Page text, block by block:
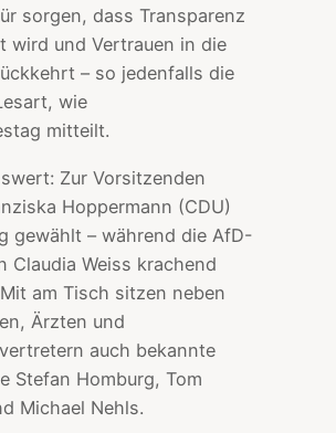
sorgen, dass Transparenz
wird und Vertrauen in die
– so jedenfalls die
wie
mitteilt.
Zur Vorsitzenden
Hoppermann (CDU)
gewählt – während die AfD-
Claudia Weiss krachend
am Tisch sitzen neben
Ärzten und
auch bekannte
Stefan Homburg, Tom
Michael Nehls.